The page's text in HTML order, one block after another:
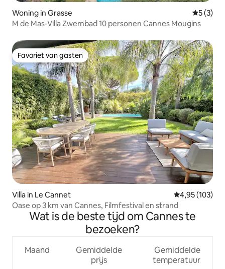
Woning in Grasse
5 (3)
M de Mas-Villa Zwembad 10 personen Cannes Mougins
Favoriet van gasten
Favoriet van gasten
Villa in Le Cannet Gemiddelde
4,95 (103)
Oase op 3 km van Cannes, Filmfestival en strand
Wat is de beste tijd om Cannes te
bezoeken?
Maand
Gemiddelde
prijs
Gemiddelde
temperatuur